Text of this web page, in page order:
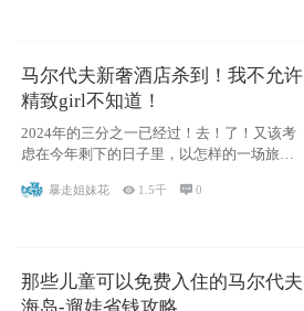
马尔代夫新奢酒店杀到！我不允许
精致girl不知道！
2024年的三分之一已经过！去！了！又该考
虑在今年剩下的日子里，以怎样的一场旅行
暴走姐妹花  1.5千 0
那些儿童可以免费入住的马尔代夫